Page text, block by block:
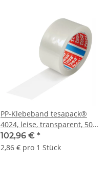
PP-Klebeband tesapack®
4024, leise, transparent, 50
µ | 50 mm x 66 lfm. | VE =
36 Stk.
102,96 € *
2,86 € pro 1 Stück